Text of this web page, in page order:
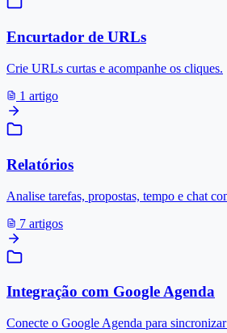
Encurtador de URLs
Crie URLs curtas e acompanhe os cliques.
1 artigo
Relatórios
Analise tarefas, propostas, tempo e chat
7 artigos
Integração com Google Agenda
Conecte o Google Agenda para